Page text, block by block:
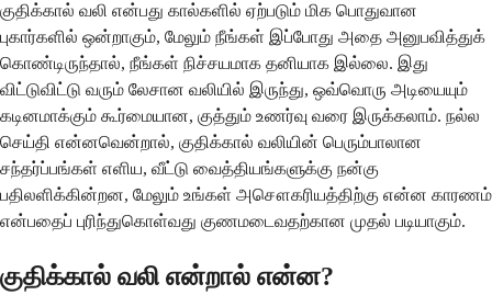
குதிக்கால் வலி என்பது கால்களில் ஏற்படும் மிக பொதுவான
புகார்களில் ஒன்றாகும், மேலும் நீங்கள் இப்போது அதை அனுபவித்துக்
கொண்டிருந்தால், நீங்கள் நிச்சயமாக தனியாக இல்லை. இது
விட்டுவிட்டு வரும் லேசான வலியில் இருந்து, ஒவ்வொரு அடியையும்
கடினமாக்கும் கூர்மையான, குத்தும் உணர்வு வரை இருக்கலாம். நல்ல
செய்தி என்னவென்றால், குதிக்கால் வலியின் பெரும்பாலான
சந்தர்ப்பங்கள் எளிய, வீட்டு வைத்தியங்களுக்கு நன்கு
பதிலளிக்கின்றன, மேலும் உங்கள் அசௌகரியத்திற்கு என்ன காரணம்
என்பதைப் புரிந்துகொள்வது குணமடைவதற்கான முதல் படியாகும்.
குதிக்கால் வலி என்றால் என்ன?